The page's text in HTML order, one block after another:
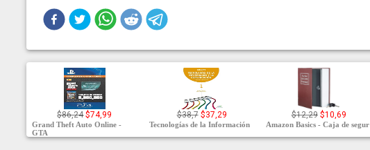
$86,24 $74,99
Grand Theft Auto Online -
GTA
$38,7 $37,29
Tecnologías de la Información
$12,29 $10,69
Amazon Basics - Caja de segur